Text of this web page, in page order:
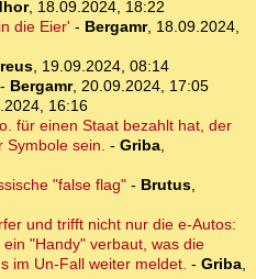
, 18.09.2024, 18:22
die Eier' - Bergamr, 18.09.2024,
, 19.09.2024, 08:14
Bergamr, 20.09.2024, 17:05
16:16
für einen Staat bezahlt hat, der
Symbole sein. - Griba,
"false flag"- Brutus,
und trifft nicht nur die e-Autos:
"Handy" verbaut, was die
im Un-Fall weiter meldet. - Griba,